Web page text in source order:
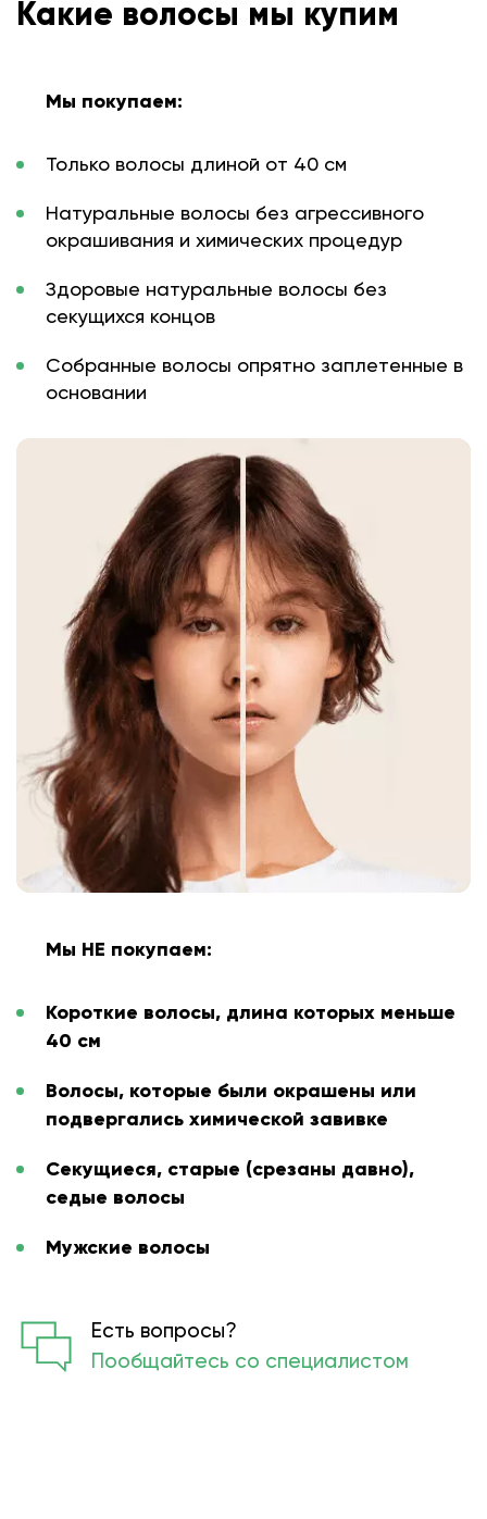
Какие волосы мы купим
Мы покупаем:
Только волосы длиной от 40 см
Натуральные волосы без агрессивного
окрашивания и химических процедур
Здоровые натуральные волосы без
секущихся концов
Собранные волосы опрятно заплетенные в
основании
Мы НЕ покупаем:
Короткие волосы, длина которых меньше
40 см
Волосы, которые были окрашены или
подвергались химической завивке
Секущиеся, старые (срезаны давно),
седые волосы
Мужские волосы
Есть вопросы?
Пообщайтесь со специалистом